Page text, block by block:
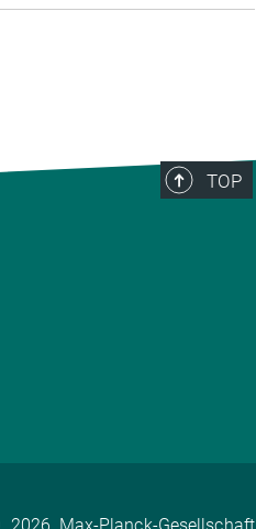
TOP
2026, Max-Planck-Gesellschaft